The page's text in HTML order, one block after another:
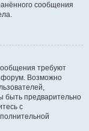
сообщения
требуют
форум. Возможно
быть предварительно
с